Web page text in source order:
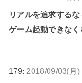
リアルを追求する
ゲーム起動できなく
179: 2018/09/03(月